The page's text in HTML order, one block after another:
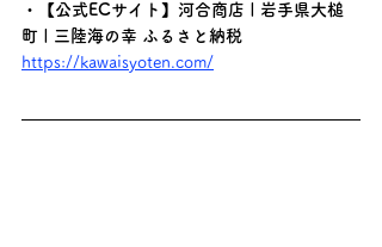
・【公式ECサイト】河合商店 | 岩手県大槌
町 | 三陸海の幸 ふるさと納税
https://kawaisyoten.com/